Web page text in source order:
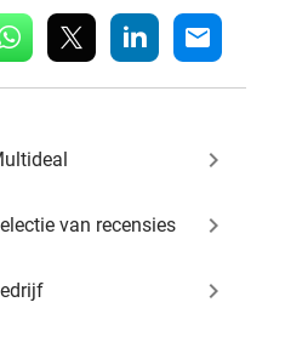
linkedin mail
keyboard_arrow_right
van recensies keyboard_arrow_right
keyboard_arrow_right